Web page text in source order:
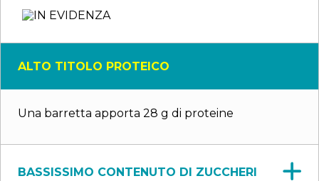
ALTO TITOLO PROTEICO
Una barretta apporta 28 g di proteine
BASSISSIMO CONTENUTO DI ZUCCHERI